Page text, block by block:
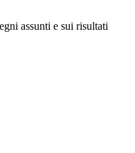
assunti e sui risultati